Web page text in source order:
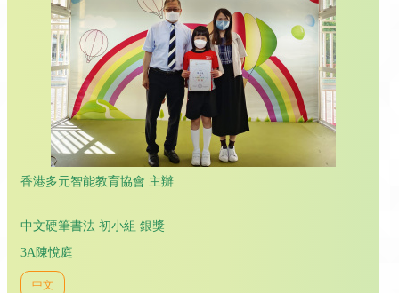
香港多元智能教育協會 主辦
中文硬筆書法 初小組 銀獎
3A陳悅庭
中文